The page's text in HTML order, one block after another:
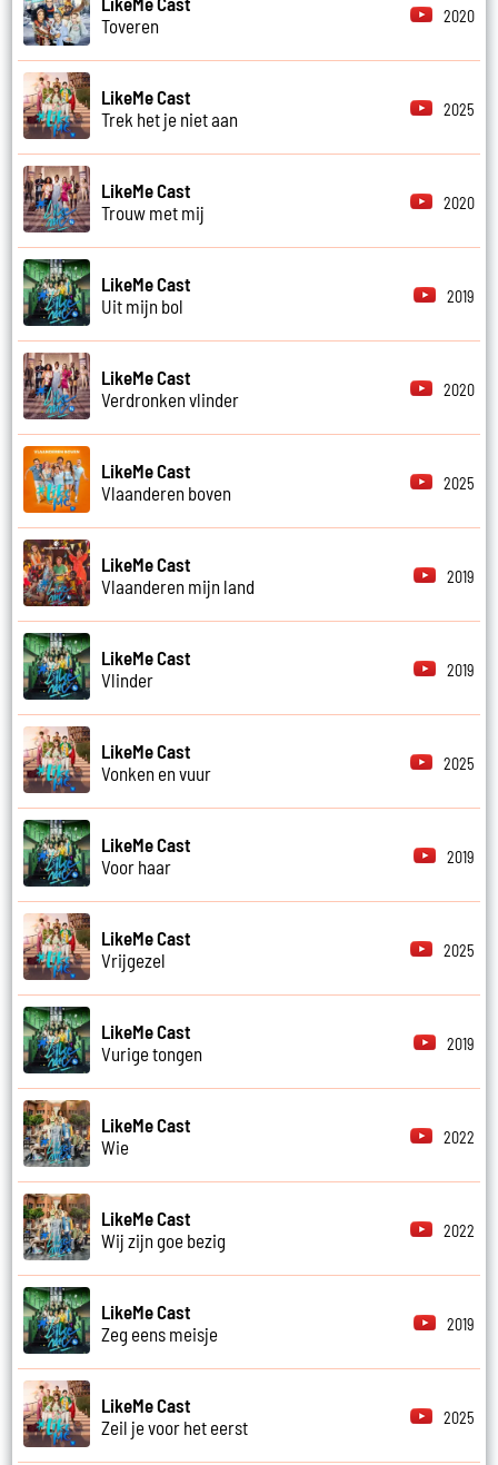
Toveren
2020
LikeMe Cast
Trek het je niet aan
2025
LikeMe Cast
Trouw met mij
2020
LikeMe Cast
Uit mijn bol
2019
LikeMe Cast
Verdronken vlinder
2020
LikeMe Cast
Vlaanderen boven
2025
LikeMe Cast
Vlaanderen mijn land
2019
LikeMe Cast
Vlinder
2019
LikeMe Cast
Vonken en vuur
2025
LikeMe Cast
Voor haar
2019
LikeMe Cast
Vrijgezel
2025
LikeMe Cast
Vurige tongen
2019
LikeMe Cast
Wie
2022
LikeMe Cast
Wij zijn goe bezig
2022
LikeMe Cast
Zeg eens meisje
2019
LikeMe Cast
Zeil je voor het eerst
2025